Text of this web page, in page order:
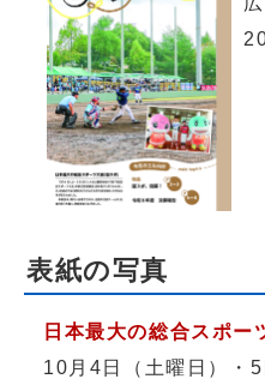
表紙の写真
日本最大の総合スポー
10月4日（土曜日）・